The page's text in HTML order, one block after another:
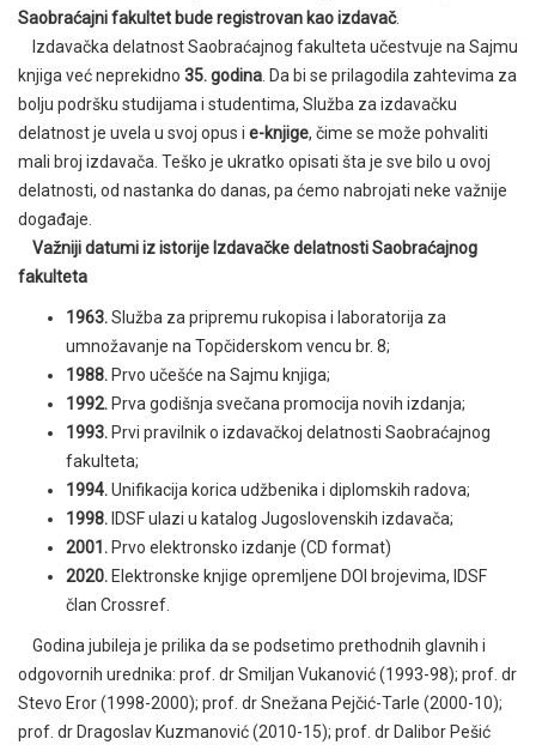
Saobraćajni fakultet bude registrovan kao izdavač.
Izdavačka delatnost Saobraćajnog fakulteta učestvuje na Sajmu
knjiga već neprekidno 35. godina . Da bi se prilagodila zahtevima za
bolju podršku studijama i studentima, Služba za izdavačku
delatnost je uvela u svoj opus i e-knjige, čime se može pohvaliti
mali broj izdavača. Teško je ukratko opisati šta je sve bilo u ovoj
delatnosti, od nastanka do danas, pa ćemo nabrojati neke važnije
događaje.
Važniji datumi iz istorije Izdavačke delatnosti Saobraćajnog
fakulteta
1963.Služba za pripremu rukopisa i laboratorija za
umnožavanje na Topčiderskom vencu br. 8;
1988. Prvo učešće na Sajmu knjiga;
1992. Prva godišnja svečana promocija novih izdanja;
1993. Prvi pravilnik o izdavačkoj delatnosti Saobraćajnog
fakulteta;
1994.Unifikacija korica udžbenika i diplomskih radova;
1998. IDSF ulazi u katalog Jugoslovenskih izdavača;
2001. Prvo elektronsko izdanje (CD format)
2020. Elektronske knjige opremljene DOI brojevima, IDSF
član Crossref.
Godina jubileja je prilika da se podsetimo prethodnih glavnih i
odgovornih urednika: prof. dr Smiljan Vukanović (1993-98); prof. dr
Stevo Eror (1998-2000); prof. dr Snežana Pejčić-Tarle (2000-10);
prof. dr Dragoslav Kuzmanović (2010-15); prof. dr Dalibor Pešić